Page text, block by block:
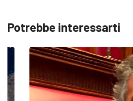
Potrebbe interessarti